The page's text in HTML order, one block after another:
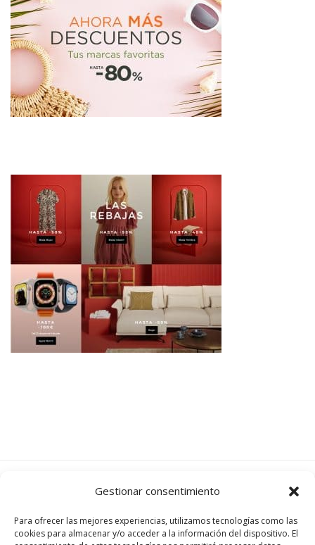
Gestionar consentimiento
Para ofrecer las mejores experiencias, utilizamos tecnologías como las
cookies para almacenar y/o acceder a la información del dispositivo. El